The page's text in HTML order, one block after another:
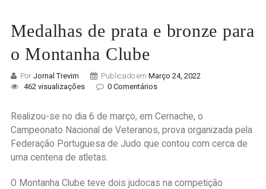
Medalhas de prata e bronze para
o Montanha Clube
Por Jornal Trevim Publicado em Março 24, 2022
462 visualizações
0 Comentários
Realizou-se no dia 6 de março, em Cernache, o
Campeonato Nacional de Veteranos, prova organizada pela
Federação Portuguesa de Judo que contou com cerca de
uma centena de atletas.
O Montanha Clube teve dois judocas na competição